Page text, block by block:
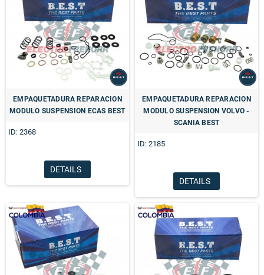
EMPAQUETADURA REPARACION
MODULO SUSPENSION ECAS BEST
ID: 2368
DETAILS
EMPAQUETADURA REPARACION
MODULO SUSPENSION VOLVO -
SCANIA BEST
ID: 2185
DETAILS